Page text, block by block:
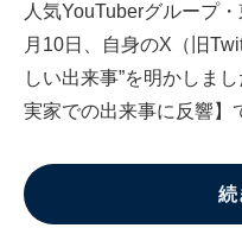
人気YouTuberグループ
月10日、自身のX（旧
しい出来事”を明かしま
実家での出来事に反響】
続